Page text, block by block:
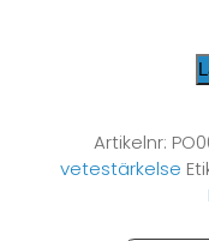
Artikelnr:
vetestärkelse